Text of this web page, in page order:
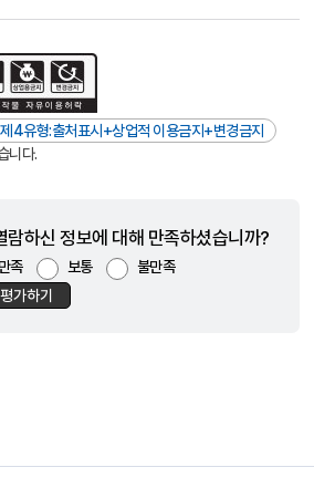
제4유형:출처표시+상업적 이용금지+변경금지
니다.
람하신 정보에 대해 만족하셨습니까?
만족 보통
불만족
평가하기